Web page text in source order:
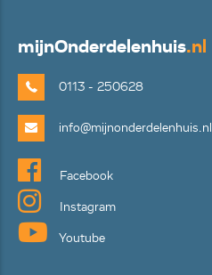
mijnOnderdelenhuis.nl
0113 - 250628
info@mijnonderdelenhuis.nl
Facebook
Instagram
Youtube